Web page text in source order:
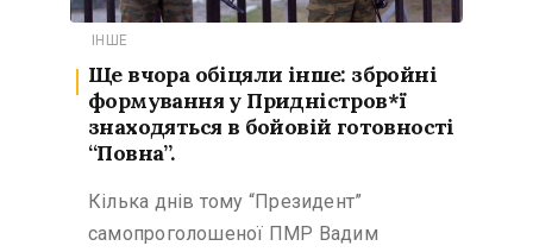
ІНШЕ
Ще вчора обіцяли інше: збройні
формування у Придністров*ї
знаходяться в бойовій готовності
“Повна”.
Кілька днів тому “Президент”
самопроголошеної ПМР Вадим